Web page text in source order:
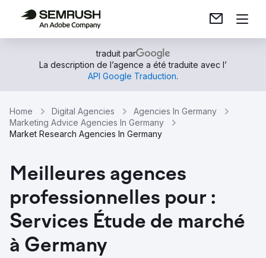
traduit par
La description de l’agence a été traduite avec l’
API Google Traduction.
Home Digital Agencies
Agencies In Germany
Marketing Advice Agencies In Germany
Market Research Agencies In Germany
Meilleures agences
professionnelles pour :
Services Étude de marché
à Germany